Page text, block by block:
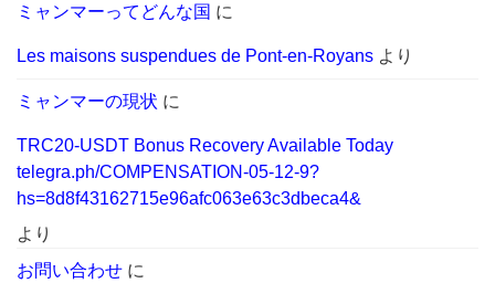
ミャンマーってどんな国 に
Les maisons suspendues de Pont-en-Royans より
ミャンマーの現状 に
TRC20-USDT Bonus Recovery Available Today
telegra.ph/COMPENSATION-05-12-9?
hs=8d8f43162715e96afc063e63c3dbeca4&
より
お問い合わせ に